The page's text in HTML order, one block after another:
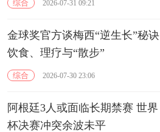
综合 2026-07-31 09:21
金球奖官方谈梅西“逆生长”秘诀
饮食、理疗与“散步”
综合 2026-07-30 23:06
阿根廷3人或面临长期禁赛 世界
杯决赛冲突余波未平